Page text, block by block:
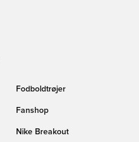
Fodboldtrøjer
Fanshop
Nike Breakout